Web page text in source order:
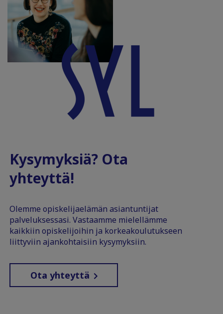
Kysymyksiä? Ota
yhteyttä!
Olemme opiskelijaelämän asiantuntijat
palveluksessasi. Vastaamme mielellämme
kaikkiin opiskelijoihin ja korkeakoulutukseen
liittyviin ajankohtaisiin kysymyksiin.
Ota yhteyttä